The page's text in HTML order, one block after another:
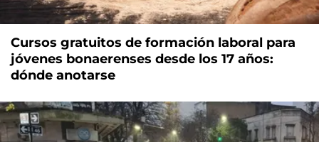
Cursos gratuitos de formación laboral para
jóvenes bonaerenses desde los 17 años:
dónde anotarse